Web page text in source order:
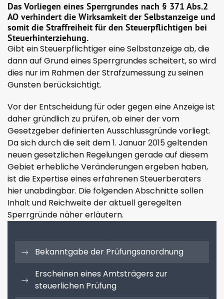
Das Vorliegen eines Sperrgrundes nach § 371 Abs.2
AO verhindert die Wirksamkeit der Selbstanzeige und
somit die Straffreiheit für den Steuerpflichtigen bei
Steuerhinterziehung.
Gibt ein Steuerpflichtiger eine Selbstanzeige ab, die
dann auf Grund eines Sperrgrundes scheitert, so wird
dies nur im Rahmen der Strafzumessung zu seinen
Gunsten berücksichtigt.
Vor der Entscheidung für oder gegen eine Anzeige ist
daher gründlich zu prüfen, ob einer der vom
Gesetzgeber definierten Ausschlussgründe vorliegt.
Da sich durch die seit dem 1. Januar 2015 geltenden
neuen gesetzlichen Regelungen gerade auf diesem
Gebiet erhebliche Veränderungen ergeben haben,
ist die Expertise eines erfahrenen Steuerberaters
hier unabdingbar. Die folgenden Abschnitte sollen
Inhalt und Reichweite der aktuell geregelten
Sperrgründe näher erläutern.
Bekanntgabe der Prüfungsanordnung
Erscheinen eines Amtsträgers zur
steuerlichen Prüfung